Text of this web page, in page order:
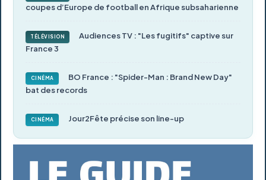
coupes d’Europe de football en Afrique subsaharienne
TÉLÉVISION
Audiences TV : "Les fugitifs" captive sur
France 3
CINÉMA
BO France : "Spider-Man : Brand New Day"
bat des records
CINÉMA Jour2Fête précise son line-up